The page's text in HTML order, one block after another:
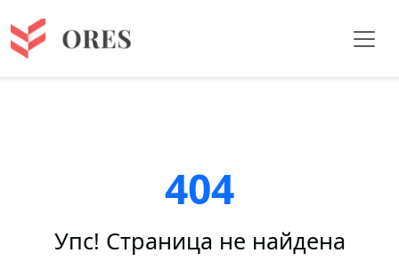
404
Упс! Страница не найдена